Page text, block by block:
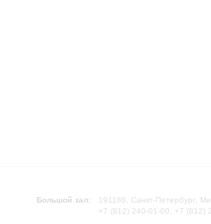
Большой зал:
191186, Санкт-Петербург,
+7 (812) 240-01-00, +7 (812)